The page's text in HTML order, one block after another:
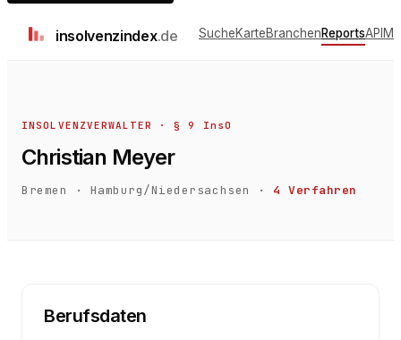
insolvenzindex.de SucheKarteBranchenReportsAPI
INSOLVENZVERWALTER · § 9 InsO
Christian Meyer
Bremen · Hamburg/Niedersachsen · 4 Verfahren
Berufsdaten